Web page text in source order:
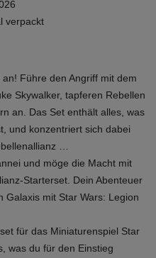
verpackt
Führe den Angriff mit dem
Skywalker, tapferen Rebellen
an. Das Set enthält alles, was
und konzentriert sich dabei
…
und möge die Macht mit
Starterset. Dein Abenteuer
Galaxis mit Star Wars: Legion
für das Miniaturenspiel Star
was du für den Einstieg